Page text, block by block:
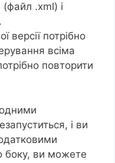
(файл .xml) і
версії потрібно
всіма
повторити
і ви
боку, ви можете